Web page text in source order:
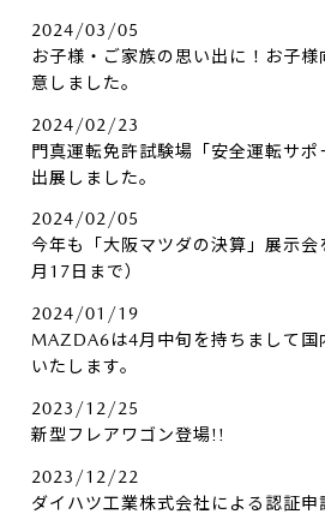
2024/03/05
お子様・ご家族の思い出に！お子様
意しました。
2024/02/23
門真運転免許試験場「安全運転サ
出展しました。
2024/02/05
今年も「大阪マツダの決算」展示
月17日まで）
2024/01/19
MAZDA6は4月中旬を持ちまして国
いたします。
2023/12/25
新型フレアワゴン登場!!
2023/12/22
ダイハツ工業株式会社による認証申